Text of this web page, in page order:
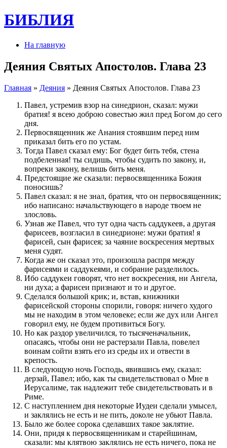
БИБЛИЯ
На главную
Деяния Святых Апостолов. Глава 23
Главная » Деяния » Деяния Святых Апостолов. Глава 23
Павел, устремив взор на синедрион, сказал: мужи
братия! я всею доброю совестью жил пред Богом до сего
дня.
Первосвященник же Анания стоявшим перед ним
приказал бить его по устам.
Тогда Павел сказал ему: Бог будет бить тебя, стена
подбеленная! ты сидишь, чтобы судить по закону, и,
вопреки закону, велишь бить меня.
Предстоящие же сказали: первосвященника Божия
поносишь?
Павел сказал: я не знал, братия, что он первосвященник;
ибо написано: начальствующего в народе твоем не
злословь.
Узнав же Павел, что тут одна часть саддукеев, а другая
фарисеев, возгласил в синедрионе: мужи братия! я
фарисей, сын фарисея; за чаяние воскресения мертвых
меня судят.
Когда же он сказал это, произошла распря между
фарисеями и саддукеями, и собрание разделилось.
Ибо саддукеи говорят, что нет воскресения, ни Ангела,
ни духа; а фарисеи признают и то и другое.
Сделался большой крик; и, встав, книжники
фарисейской стороны спорили, говоря: ничего худого
мы не находим в этом человеке; если же дух или Ангел
говорил ему, не будем противиться Богу.
Но как раздор увеличился, то тысяченачальник,
опасаясь, чтобы они не растерзали Павла, повелел
воинам сойти взять его из среды их и отвести в
крепость.
В следующую ночь Господь, явившись ему, сказал:
дерзай, Павел; ибо, как ты свидетельствовал о Мне в
Иерусалиме, так надлежит тебе свидетельствовать и в
Риме.
С наступлением дня некоторые Иудеи сделали умысел,
и заклялись не есть и не пить, доколе не убьют Павла.
Было же более сорока сделавших такое заклятие.
Они, придя к первосвященникам и старейшинам,
сказали: мы клятвою заклялись не есть ничего, пока не